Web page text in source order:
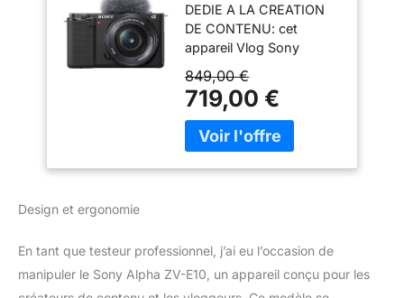
C Vlog avec optique
zoom motorisée 16-
50mm f/3.5-5.6
(écran orientable
pour le vlogging,
vidéo 4K, autofocus
en temps réel sur
les yeux) Gris
DEDIE A LA CREATION
DE CONTENU: cet
appareil Vlog Sony
intuitives dédiées au
vlogging avec l'écran
tactile orientable, un
témoin d'enregistrement
plus de 60 optiques
Sony compatibles avec
cet appareil Vlog qui
849,00 €
719,00 €
Design et ergonomie
En tant que testeur professionnel, j’ai eu l’occasion de
manipuler le Sony Alpha ZV-E10, un appareil conçu pour les